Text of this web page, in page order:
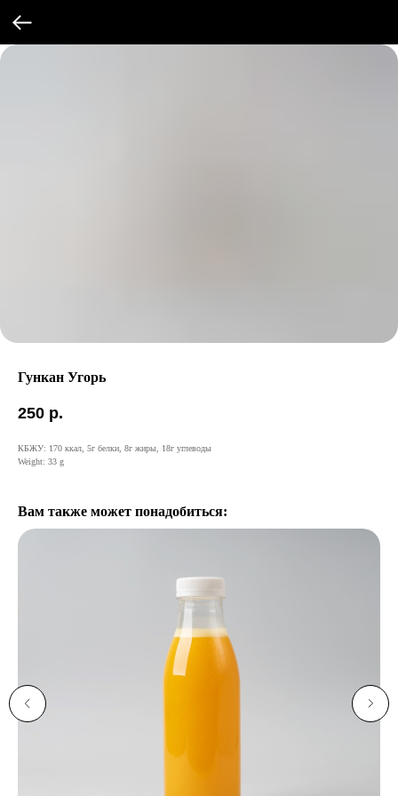
Гункан Угорь
250 р.
КБЖУ: 170 ккал, 5г белки, 8г жиры, 18г углеводы
Weight: 33 g
Вам также может понадобиться: